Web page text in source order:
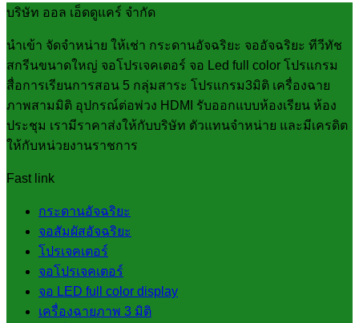
บริษัท ออล เอ็ดดูแคร์ จำกัด
นำเข้า จัดจำหน่าย ให้เช่า กระดานอัจฉริยะ จออัจฉริยะ ทีวีทัช
สกรีนขนาดใหญ่ จอโปรเจคเตอร์ จอ Led full color โปรแกรม
สื่อการเรียนการสอน 5 กลุ่มสาระ โปรแกรม3มิติ เครื่องฉาย
ภาพสามมิติ อุปกรณ์ต่อพ่วง HDMI รับออกแบบห้องเรียน ห้อง
ประชุม เรามีราคาส่งให้กับบริษัท ตัวแทนจำหน่าย และมีเครดิต
ให้กับหน่วยงานราชการ
Fast link
กระดานอัจฉริยะ
จอสัมผัสอัจฉริยะ
โปรเจคเตอร์
จอโปรเจคเตอร์
จอ LED full color display
เครื่องฉายภาพ 3 มิติ